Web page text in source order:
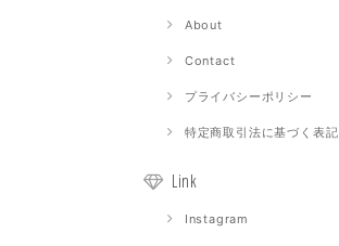
About
Contact
プライバシーポリシー
特定商取引法に基づく表記
Link
Instagram